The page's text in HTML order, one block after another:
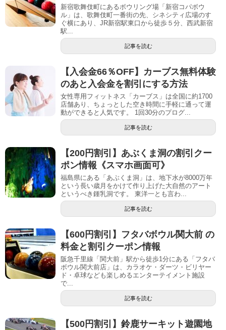
新宿歌舞伎町にあるボウリング場「新宿コパボウ
ル」は、歌舞伎町一番街の先、シネシティ広場のす
ぐ横にあり、JR新宿駅東口から徒歩５分、西武新宿
駅...
記事を読む
【入会金66％OFF】カーブス無料体験
のあと入会金を割引にする方法
女性専用フィットネス「カーブス」は全国に約1700
店舗あり、ちょっとした空き時間に手軽に通って運
動ができると人気です。 1回30分のプログ...
記事を読む
【200円割引】あぶくま洞の割引クー
ポン情報《スマホ画面可》
福島県にある「あぶくま洞」は、地下水が8000万年
という長い歳月をかけて作り上げた大自然のアート
というべき鍾乳洞です。 東洋一とも言わ...
記事を読む
【600円割引】フタバボウル関大前 の
料金と割引クーポン情報
阪急千里線「関大前」駅から徒歩1分にある「フタバ
ボウル関大前店」は、カラオケ・ダーツ・ビリヤー
ド・卓球なども楽しめるエンターテイメント施設
で...
記事を読む
【500円割引】鈴鹿サーキット遊園地